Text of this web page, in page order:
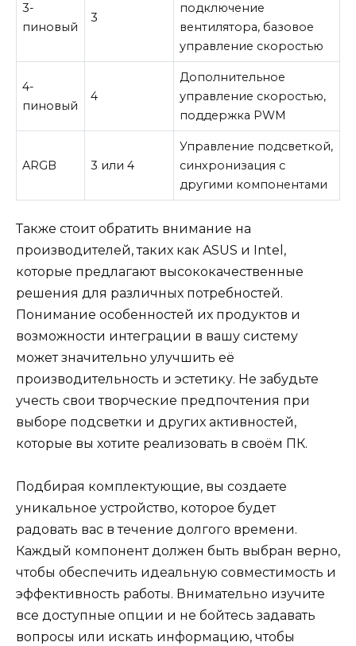
3-
пиновый
3
подключение
вентилятора, базовое
управление скоростью
4-
пиновый
4
Дополнительное
управление скоростью,
поддержка PWM
ARGB 3 или 4
Управление подсветкой,
синхронизация с
другими компонентами
Также стоит обратить внимание на
производителей, таких как ASUS и Intel,
которые предлагают высококачественные
решения для различных потребностей.
Понимание особенностей их продуктов и
возможности интеграции в вашу систему
может значительно улучшить её
производительность и эстетику. Не забудьте
учесть свои творческие предпочтения при
выборе подсветки и других активностей,
которые вы хотите реализовать в своём ПК.
Подбирая комплектующие, вы создаете
уникальное устройство, которое будет
радовать вас в течение долгого времени.
Каждый компонент должен быть выбран верно,
чтобы обеспечить идеальную совместимость и
эффективность работы. Внимательно изучите
все доступные опции и не бойтесь задавать
вопросы или искать информацию, чтобы